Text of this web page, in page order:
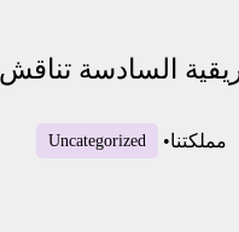
السادسة
مملكتنا•
Uncategorized